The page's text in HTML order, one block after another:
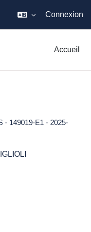
Connexion
Accueil
- 149019-E1 - 2025-